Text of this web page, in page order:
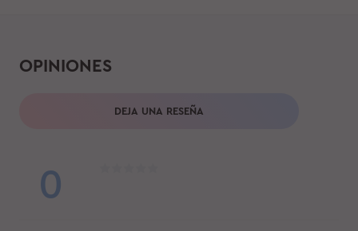
OPINIONES
DEJA UNA RESEÑA
0